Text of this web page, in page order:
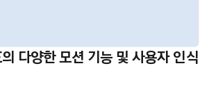
다양한 모션 기능 및 사용자 인식